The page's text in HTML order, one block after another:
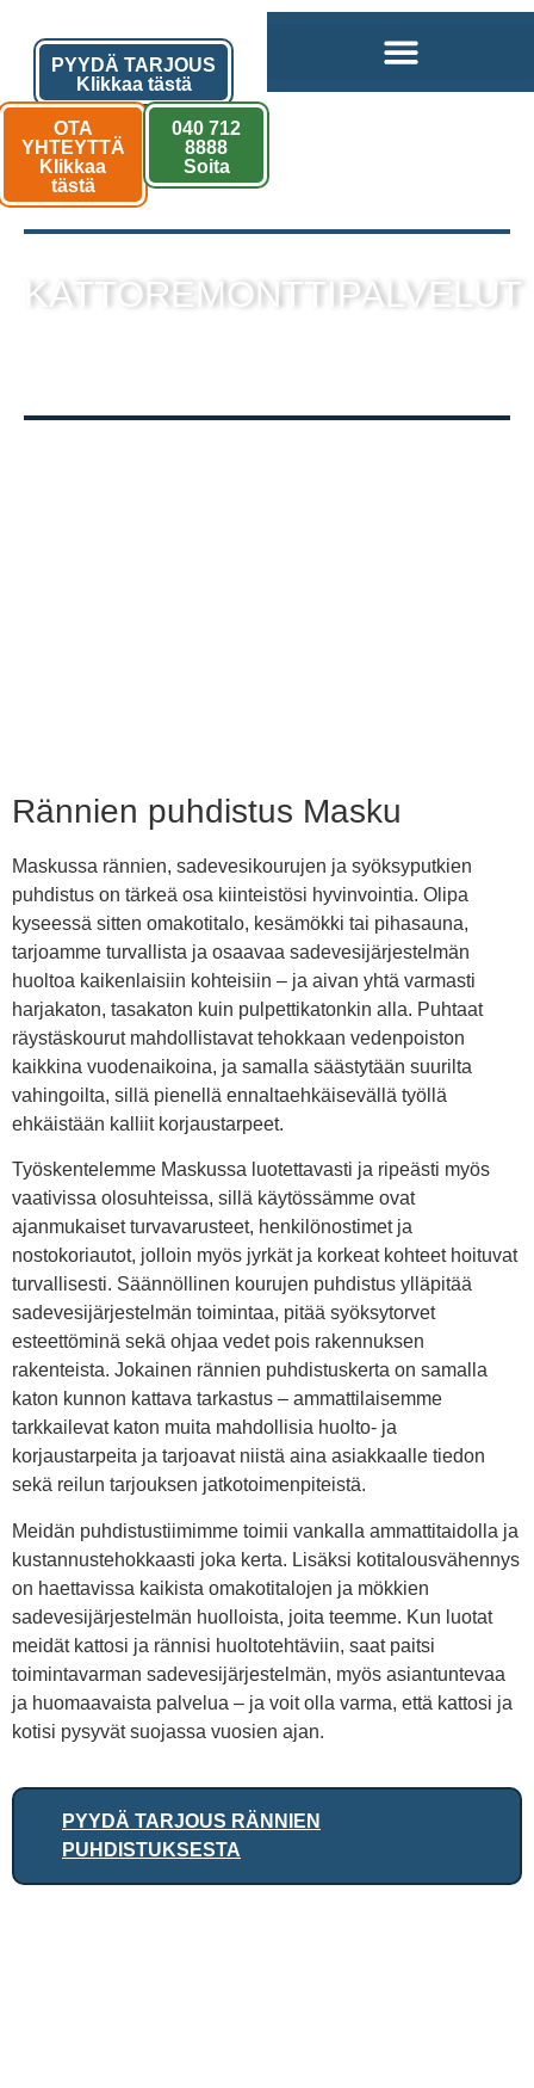
PYYDÄ TARJOUS
Klikkaa tästä
OTA
YHTEYTTÄ
Klikkaa
tästä
040 712
8888
Soita
KATTOREMONTTIPALVELUT
Rännien puhdistus Masku
Maskussa rännien, sadevesikourujen ja syöksyputkien
puhdistus on tärkeä osa kiinteistösi hyvinvointia. Olipa
kyseessä sitten omakotitalo, kesämökki tai pihasauna,
tarjoamme turvallista ja osaavaa sadevesijärjestelmän
huoltoa kaikenlaisiin kohteisiin – ja aivan yhtä varmasti
harjakaton, tasakaton kuin pulpettikatonkin alla. Puhtaat
räystäskourut mahdollistavat tehokkaan vedenpoiston
kaikkina vuodenaikoina, ja samalla säästytään suurilta
vahingoilta, sillä pienellä ennaltaehkäisevällä työllä
ehkäistään kalliit korjaustarpeet.
Työskentelemme Maskussa luotettavasti ja ripeästi myös
vaativissa olosuhteissa, sillä käytössämme ovat
ajanmukaiset turvavarusteet, henkilönostimet ja
nostokoriautot, jolloin myös jyrkät ja korkeat kohteet hoituvat
turvallisesti. Säännöllinen kourujen puhdistus ylläpitää
sadevesijärjestelmän toimintaa, pitää syöksytorvet
esteettöminä sekä ohjaa vedet pois rakennuksen
rakenteista. Jokainen rännien puhdistuskerta on samalla
katon kunnon kattava tarkastus – ammattilaisemme
tarkkailevat katon muita mahdollisia huolto- ja
korjaustarpeita ja tarjoavat niistä aina asiakkaalle tiedon
sekä reilun tarjouksen jatkotoimenpiteistä.
Meidän puhdistustiimimme toimii vankalla ammattitaidolla ja
kustannustehokkaasti joka kerta. Lisäksi kotitalousvähennys
on haettavissa kaikista omakotitalojen ja mökkien
sadevesijärjestelmän huolloista, joita teemme. Kun luotat
meidät kattosi ja rännisi huoltotehtäviin, saat paitsi
toimintavarman sadevesijärjestelmän, myös asiantuntevaa
ja huomaavaista palvelua – ja voit olla varma, että kattosi ja
kotisi pysyvät suojassa vuosien ajan.
PYYDÄ TARJOUS RÄNNIEN
PUHDISTUKSESTA